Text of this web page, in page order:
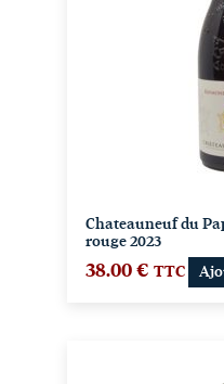
Chateauneuf du
rouge 2023
38.00 € TTC